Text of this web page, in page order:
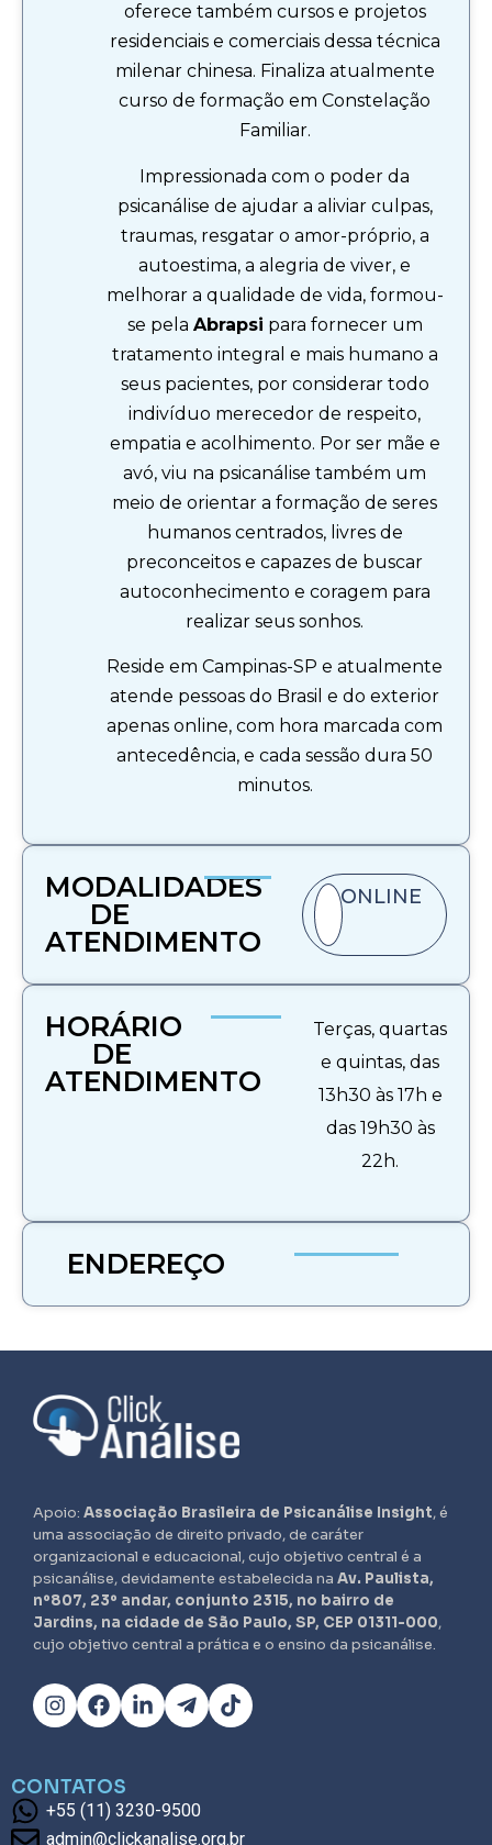
oferece também cursos e projetos
residenciais e comerciais dessa técnica
milenar chinesa. Finaliza atualmente
curso de formação em Constelação
Familiar.
Impressionada com o poder da
psicanálise de ajudar a aliviar culpas,
traumas, resgatar o amor-próprio, a
autoestima, a alegria de viver, e
melhorar a qualidade de vida, formou-
se pela Abrapsi para fornecer um
tratamento integral e mais humano a
seus pacientes, por considerar todo
indivíduo merecedor de respeito,
empatia e acolhimento. Por ser mãe e
avó, viu na psicanálise também um
meio de orientar a formação de seres
humanos centrados, livres de
preconceitos e capazes de buscar
autoconhecimento e coragem para
realizar seus sonhos.
Reside em Campinas-SP e atualmente
atende pessoas do Brasil e do exterior
apenas online, com hora marcada com
antecedência, e cada sessão dura 50
minutos.
MODALIDADES
DE
ATENDIMENTO​
ONLINE
HORÁRIO
DE
ATENDIMENTO
Terças, quartas
e quintas, das
13h30 às 17h e
das 19h30 às
22h.
ENDEREÇO
Apoio: Associação Brasileira de Psicanálise Insight, é
uma associação de direito privado, de caráter
organizacional e educacional, cujo objetivo central é a
psicanálise, devidamente estabelecida na Av. Paulista,
nº807, 23º andar, conjunto 2315, no bairro de
Jardins, na cidade de São Paulo, SP, CEP 01311-000,
cujo objetivo central a prática e o ensino da psicanálise.
CONTATOS
+55 (11) 3230-9500
admin@clickanalise.org.br